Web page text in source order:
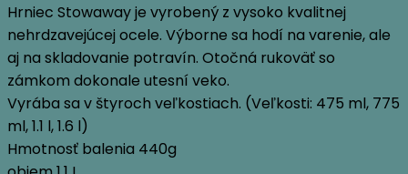
bola:
23,95 €.
je:
22,03 €.
Hrniec Stowaway je vyrobený z vysoko kvalitnej
nehrdzavejúcej ocele. Výborne sa hodí na varenie, ale
aj na skladovanie potravín. Otočná rukoväť so
zámkom dokonale utesní veko.
Vyrába sa v štyroch veľkostiach. (Veľkosti: 475 ml, 775
ml, 1.1 l, 1.6 l)
Hmotnosť balenia 440g